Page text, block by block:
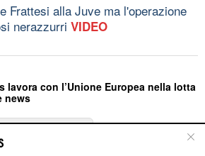
Frattesi alla Juve ma l'operazione
nerazzurri VIDEO
lavora con l’Unione Europea nella lotta
news